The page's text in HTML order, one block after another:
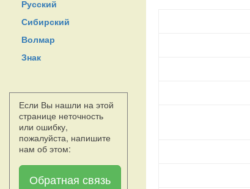
Русский
Сибирский
Волмар
Знак
Если Вы нашли на этой
странице неточность
или ошибку,
пожалуйста, напишите
нам об этом:
Обратная связь